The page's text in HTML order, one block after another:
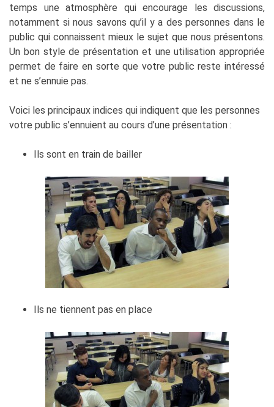
temps une atmosphère qui encourage les discussions,
notamment si nous savons qu’il y a des personnes dans le
public qui connaissent mieux le sujet que nous présentons.
Un bon style de présentation et une utilisation appropriée
permet de faire en sorte que votre public reste intéressé
et ne s’ennuie pas.
Voici les principaux indices qui indiquent que les personnes
votre public s’ennuient au cours d’une présentation :
Ils sont en train de bailler
Ils ne tiennent pas en place